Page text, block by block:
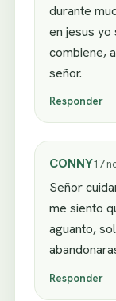
durante
en jesus yo
combiene,
señor.
Responder
CONNY17
Señor
me siento
aguanto,
Responder